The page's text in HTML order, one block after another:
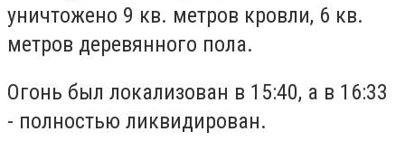
уничтожено 9 кв. метров кровли, 6 кв.
метров деревянного пола.
Огонь был локализован в 15:40, а в 16:33
- полностью ликвидирован.